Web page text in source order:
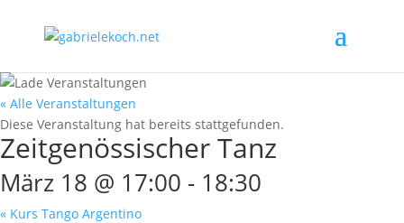
« Alle Veranstaltungen
Diese Veranstaltung hat bereits stattgefunden.
Zeitgenössischer Tanz
März 18 @ 17:00 - 18:30
« Kurs Tango Argentino